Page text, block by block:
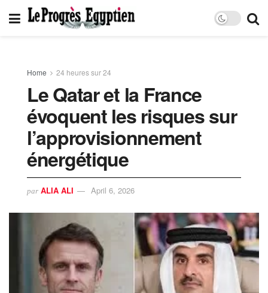
Home 24 heures sur 24
Le Qatar et la France
évoquent les risques sur
l’approvisionnement
énergétique
par ALIA ALI April 6, 2026